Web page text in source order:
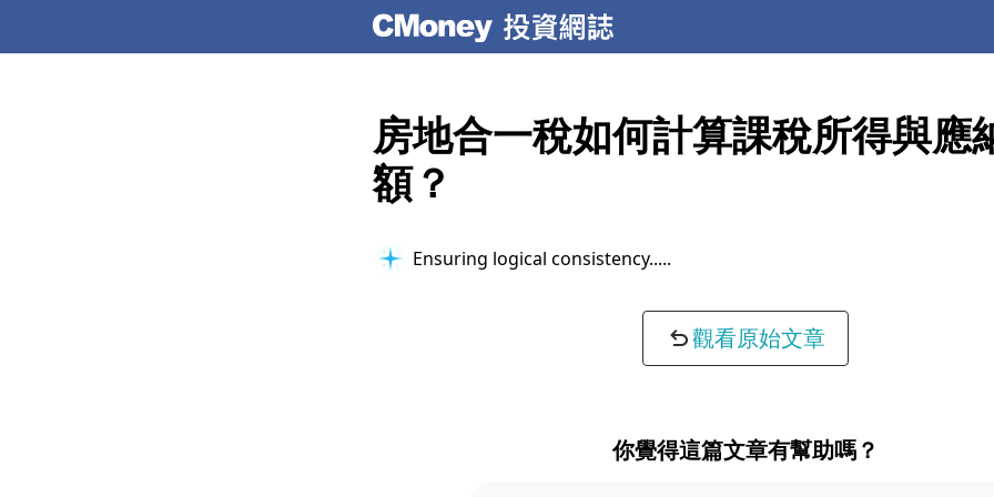
房地合一稅如何計算課稅所得與應
額？
Ensuring logical consistency...
觀看原始文章
你覺得這篇文章有幫助嗎？